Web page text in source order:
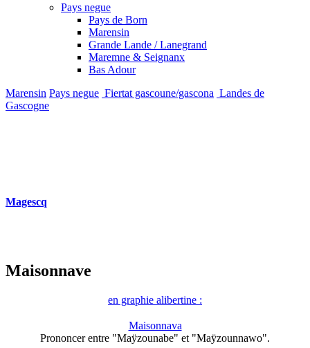
Pays negue
Pays de Born
Marensin
Grande Lande / Lanegrand
Maremne & Seignanx
Bas Adour
Marensin Pays negue Fiertat gascoune/gascona Landes de
Gascogne
Magescq
Maisonnave
en graphie alibertine :
Maisonnava
Prononcer entre "Maÿzounabe" et "Maÿzounnawo".